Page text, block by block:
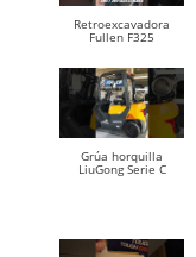
Retroexcavadora
Fullen F325
Grúa horquilla
LiuGong Serie C